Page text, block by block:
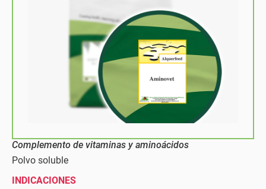
Complemento de vitaminas y aminoácidos
Polvo soluble
INDICACIONES